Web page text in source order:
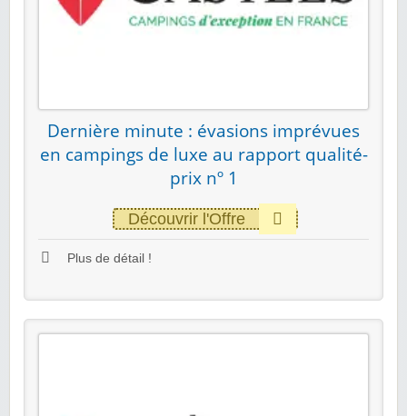
Dernière minute : évasions imprévues
en campings de luxe au rapport qualité-
prix nº 1
Découvrir l'Offre
Plus de détail !